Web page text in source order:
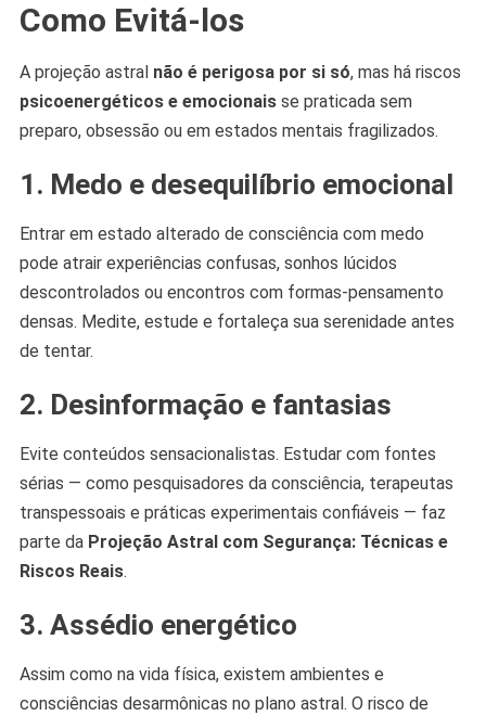
Como Evitá-los
A projeção astral não é perigosa por si só, mas há riscos
psicoenergéticos e emocionaisse praticada sem
preparo, obsessão ou em estados mentais fragilizados.
1. Medo e desequilíbrio emocional
Entrar em estado alterado de consciência com medo
pode atrair experiências confusas, sonhos lúcidos
descontrolados ou encontros com formas-pensamento
densas. Medite, estude e fortaleça sua serenidade antes
de tentar.
2. Desinformação e fantasias
Evite conteúdos sensacionalistas. Estudar com fontes
sérias — como pesquisadores da consciência, terapeutas
transpessoais e práticas experimentais confiáveis — faz
parte da Projeção Astral com Segurança: Técnicas e
Riscos Reais.
3. Assédio energético
Assim como na vida física, existem ambientes e
consciências desarmônicas no plano astral. O risco de